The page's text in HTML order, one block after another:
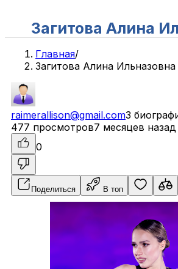
Загитова Алина
Главная/
Загитова Алина Ильназовна
raimerallison@gmail.com3
477 просмотров7 месяцев назад
0
Поделиться В топ